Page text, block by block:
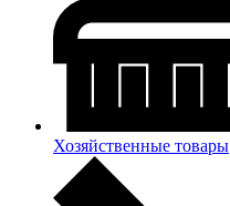
Хозяйственные товары